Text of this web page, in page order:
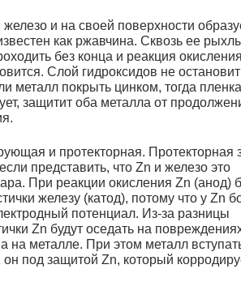
железо и на своей поверхности
как ржавчина. Сквозь ее
без конца и реакция
Слой гидроксидов не остановит
металл покрыть цинком, тогда
защитит оба металла от
и протекторная. Протекторная
представить, что Zn и железо это
При реакции окисления Zn (анод)
железу (катод), потому что у Zn
потенциал. Из-за разницы
Zn будут оседать на
на металле. При этом металл
он под защитой Zn, который